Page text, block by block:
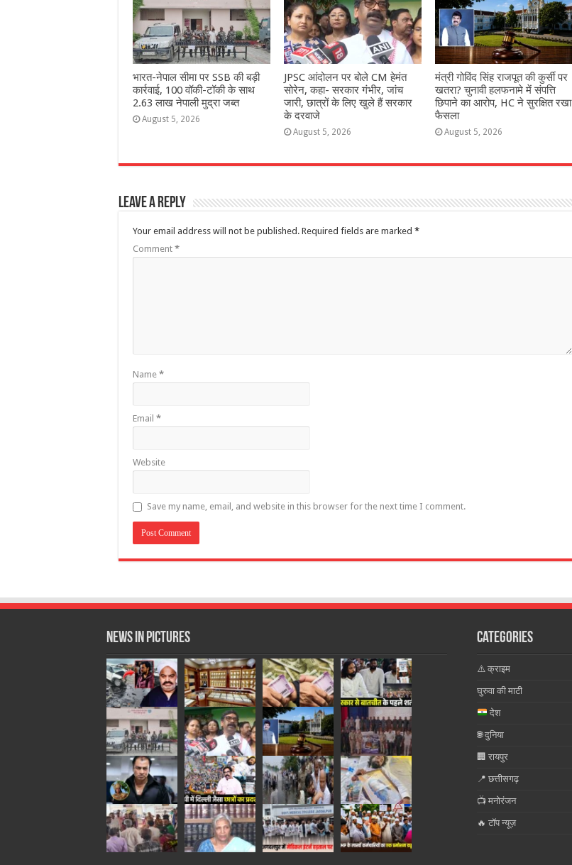
भारत-नेपाल सीमा पर SSB की बड़ी
कार्रवाई, 100 वॉकी-टॉकी के साथ
2.63 लाख नेपाली मुद्रा जब्त
August 5, 2026
JPSC आंदोलन पर बोले CM हेमंत
सोरेन, कहा- सरकार गंभीर, जांच
जारी, छात्रों के लिए खुले हैं सरकार
के दरवाजे
August 5, 2026
मंत्री गोविंद सिंह राजपूत की कुर्सी पर
खतरा? चुनावी हलफनामे में संपत्ति
छिपाने का आरोप, HC ने सुरक्षित रखा
फैसला
August 5, 2026
Leave a Reply
Your email address will not be published. Required fields are marked *
Comment *
Name *
Email *
Website
Save my name, email, and website in this browser for the next time I comment.
News in Pictures Categories
⚠️ क्राइम
घुरुवा की माटी
देश
🌐 दुनिया
🏢 रायपुर
📍 छत्तीसगढ़
📺 मनोरंजन
🔥 टॉप न्यूज़